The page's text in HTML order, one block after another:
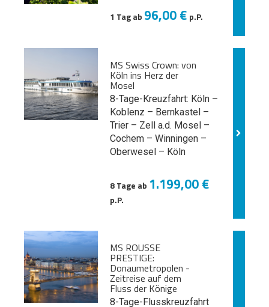
1 Tag ab 96,00 € p.P.
MS Swiss Crown: von
Köln ins Herz der
Mosel
8-Tage-Kreuzfahrt: Köln –
Koblenz – Bernkastel –
Trier – Zell a.d. Mosel –
Cochem – Winningen –
Oberwesel – Köln
8 Tage ab 1.199,00 €
p.P.
MS ROUSSE
PRESTIGE:
Donaumetropolen -
Zeitreise auf dem
Fluss der Könige
8-Tage-Flusskreuzfahrt